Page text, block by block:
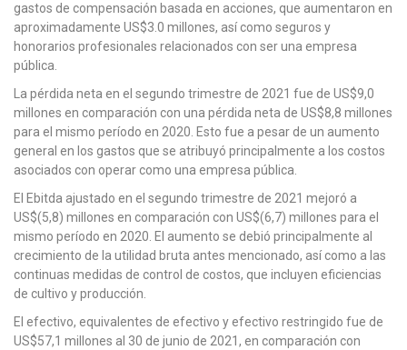
gastos de compensación basada en acciones, que aumentaron en
aproximadamente US$3.0 millones, así como seguros y
honorarios profesionales relacionados con ser una empresa
pública.
La pérdida neta en el segundo trimestre de 2021 fue de US$9,0
millones en comparación con una pérdida neta de US$8,8 millones
para el mismo período en 2020. Esto fue a pesar de un aumento
general en los gastos que se atribuyó principalmente a los costos
asociados con operar como una empresa pública.
El Ebitda ajustado en el segundo trimestre de 2021 mejoró a
US$(5,8) millones en comparación con US$(6,7) millones para el
mismo período en 2020. El aumento se debió principalmente al
crecimiento de la utilidad bruta antes mencionado, así como a las
continuas medidas de control de costos, que incluyen eficiencias
de cultivo y producción.
El efectivo, equivalentes de efectivo y efectivo restringido fue de
US$57,1 millones al 30 de junio de 2021, en comparación con